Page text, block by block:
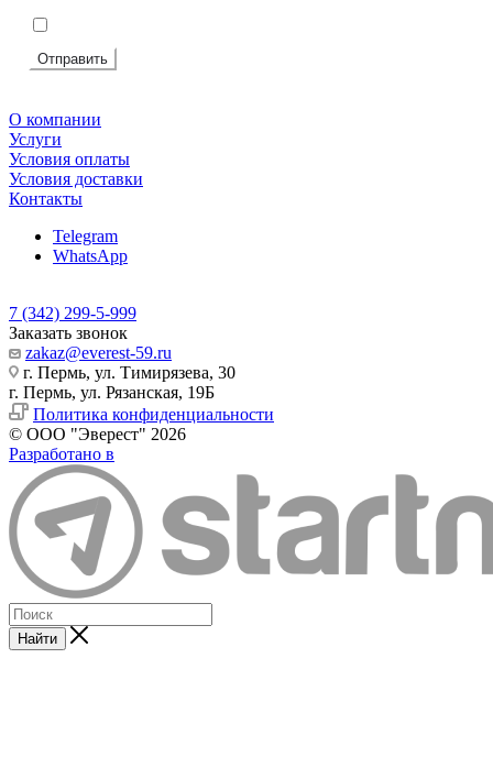
Отправить
О компании
Услуги
Условия оплаты
Условия доставки
Контакты
Telegram
WhatsApp
7 (342) 299-5-999
Заказать звонок
zakaz@everest-59.ru
г. Пермь, ул. Тимирязева, 30
г. Пермь, ул. Рязанская, 19Б
Политика конфиденциальности
© ООО "Эверест" 2026
Разработано в
Найти